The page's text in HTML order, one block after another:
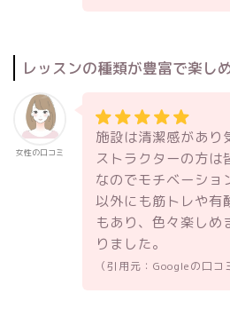
レッスンの種類が豊富で楽し
女性の口コミ
施設は清潔感があり
ストラクターの方は
なのでモチベーショ
以外にも筋トレや有
もあり、色々楽しめ
りました。
（引用元：Googleの口コ